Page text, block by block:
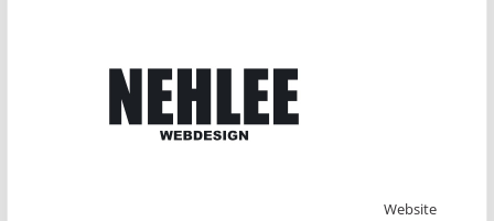
Website